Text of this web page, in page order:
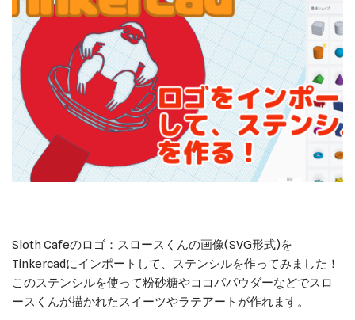
Sloth Cafeのロゴ：スロースくんの画像(SVG形式)を
Tinkercadにインポートして、ステンシルを作ってみました！
このステンシルを使って粉砂糖やココパパウダーなどでスロ
ースくんが描かれたスイーツやラテアートが作れます。